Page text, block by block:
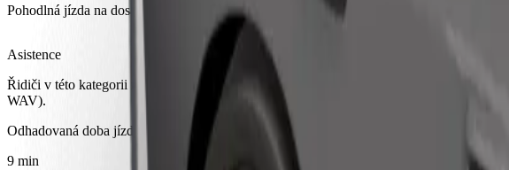
Pohodlná jízda na dosah ruky!
Asistence
Řidiči v této kategorii mohou asistovat seniorům a osobám se zdravotním postižením.
WAV).
Odhadovaná doba jízdy
9 min